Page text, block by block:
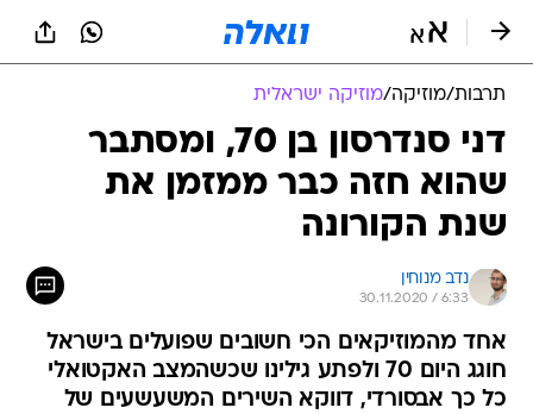
תרבות/מוזיקה/מוזיקה ישראלית
דני סנדרסון בן 70, ומסתבר
שהוא חזה כבר ממזמן את
שנת הקורונה
נדב מנוחין
30.11.2020 / 6:33
אחד מהמוזיקאים הכי חשובים שפועלים בישראל
חוגג היום 70 ולפתע גילינו שכשהמצב האקטואלי
כל כך אבסורדי, דווקא השירים המשעשעים של